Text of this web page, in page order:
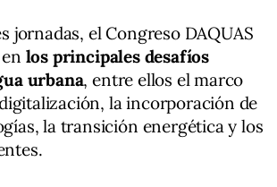
jornadas, el Congreso DAQUAS
los principales desafíos
urbana, entre ellos el marco
la incorporación de
la transición energética y los